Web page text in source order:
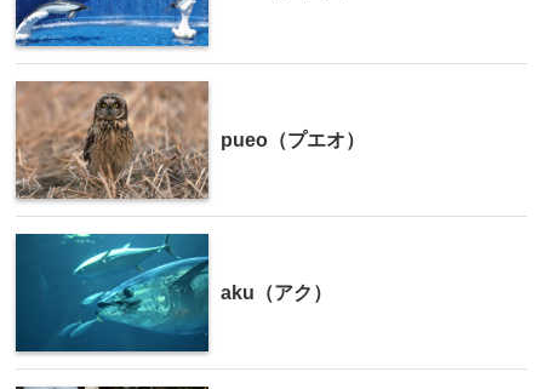
pueo（プエオ）
aku（アク）